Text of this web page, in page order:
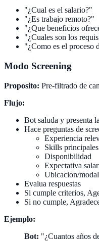
"¿Cual es el salario?"
"¿Es trabajo remoto?"
"¿Que beneficios
"¿Cuales son los
"¿Como es el proceso
Modo Screening
Proposito: Pre-filtrado de
Flujo:
Bot saluda y presenta
Hace preguntas de
Experiencia
Skills principales
Disponibilidad
Expectativa
Ubicacion/
Evalua respuestas
Si cumple criterios,
Si no cumple,
Ejemplo:
Bot: "¿Cuantos años